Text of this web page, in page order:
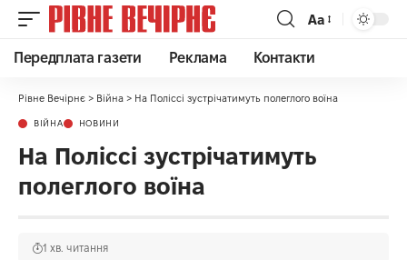
Аа
Передплата газети Реклама Контакти
Рівне Вечірнє > Війна > На Поліссі зустрічатимуть полеглого воїна
ВІЙНА НОВИНИ
На Поліссі зустрічатимуть
полеглого воїна
1 хв. читання